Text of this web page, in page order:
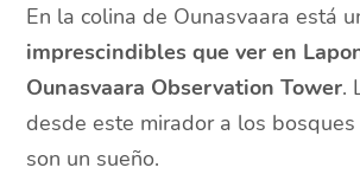
En la colina de Ounasvaara está
imprescindibles que ver en
Ounasvaara Observation Tower.
desde este mirador a los
son un sueño.